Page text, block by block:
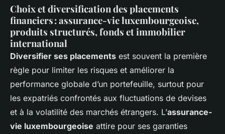
Choix et diversification des placements
financiers : assurance-vie luxembourgeoise,
produits structurés, fonds et immobilier
international
Diversifier ses placements est souvent la première
règle pour limiter les risques et améliorer la
performance globale d’un portefeuille, surtout pour
les expatriés confrontés aux fluctuations de devises
et à la volatilité des marchés étrangers. L’assurance-
vie luxembourgeoise attire pour ses garanties